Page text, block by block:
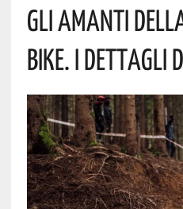
Gli Amanti
Bike. I Dettagli